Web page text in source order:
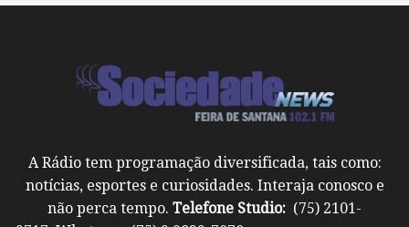
A Rádio tem programação diversificada, tais como:
notícias, esportes e curiosidades. Interaja conosco e
não perca tempo. Telefone Studio: (75) 2101-